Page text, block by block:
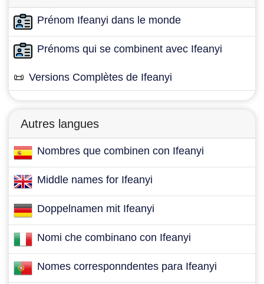
Prénom Ifeanyi dans le monde
Prénoms qui se combinent avec Ifeanyi
📜 Versions Complètes de Ifeanyi
Autres langues
Nombres que combinen con Ifeanyi
Middle names for Ifeanyi
Doppelnamen mit Ifeanyi
Nomi che combinano con Ifeanyi
Nomes corresponndentes para Ifeanyi